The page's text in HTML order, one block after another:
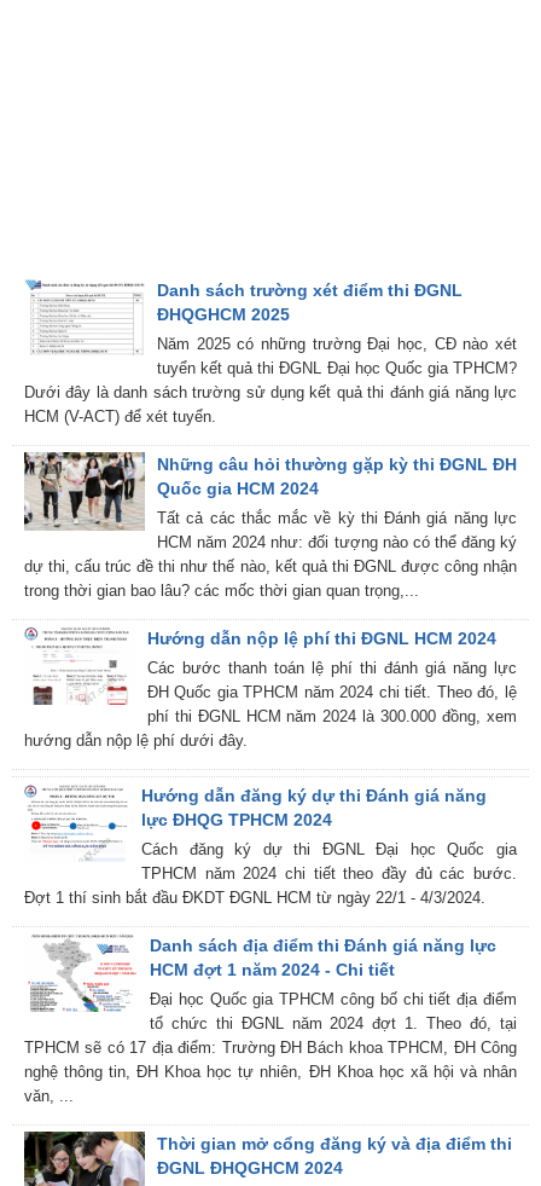
Danh sách trường xét điểm thi ĐGNL
ĐHQGHCM 2025
Năm 2025 có những trường Đại học, CĐ nào xét
tuyển kết quả thi ĐGNL Đại học Quốc gia TPHCM?
Dưới đây là danh sách trường sử dụng kết quả thi đánh giá năng lực
HCM (V-ACT) để xét tuyển.
Những câu hỏi thường gặp kỳ thi ĐGNL ĐH
Quốc gia HCM 2024
Tất cả các thắc mắc về kỳ thi Đánh giá năng lực
HCM năm 2024 như: đối tượng nào có thể đăng ký
dự thi, cấu trúc đề thi như thế nào, kết quả thi ĐGNL được công nhận
trong thời gian bao lâu? các mốc thời gian quan trọng,...
Hướng dẫn nộp lệ phí thi ĐGNL HCM 2024
Các bước thanh toán lệ phí thi đánh giá năng lực
ĐH Quốc gia TPHCM năm 2024 chi tiết. Theo đó, lệ
phí thi ĐGNL HCM năm 2024 là 300.000 đồng, xem
hướng dẫn nộp lệ phí dưới đây.
Hướng dẫn đăng ký dự thi Đánh giá năng
lực ĐHQG TPHCM 2024
Cách đăng ký dự thi ĐGNL Đại học Quốc gia
TPHCM năm 2024 chi tiết theo đầy đủ các bước.
Đợt 1 thí sinh bắt đầu ĐKDT ĐGNL HCM từ ngày 22/1 - 4/3/2024.
Danh sách địa điểm thi Đánh giá năng lực
HCM đợt 1 năm 2024 - Chi tiết
Đại học Quốc gia TPHCM công bố chi tiết địa điểm
tổ chức thi ĐGNL năm 2024 đợt 1. Theo đó, tại
TPHCM sẽ có 17 địa điểm: Trường ĐH Bách khoa TPHCM, ĐH Công
nghệ thông tin, ĐH Khoa học tự nhiên, ĐH Khoa học xã hội và nhân
văn, ...
Thời gian mở cổng đăng ký và địa điểm thi
ĐGNL ĐHQGHCM 2024